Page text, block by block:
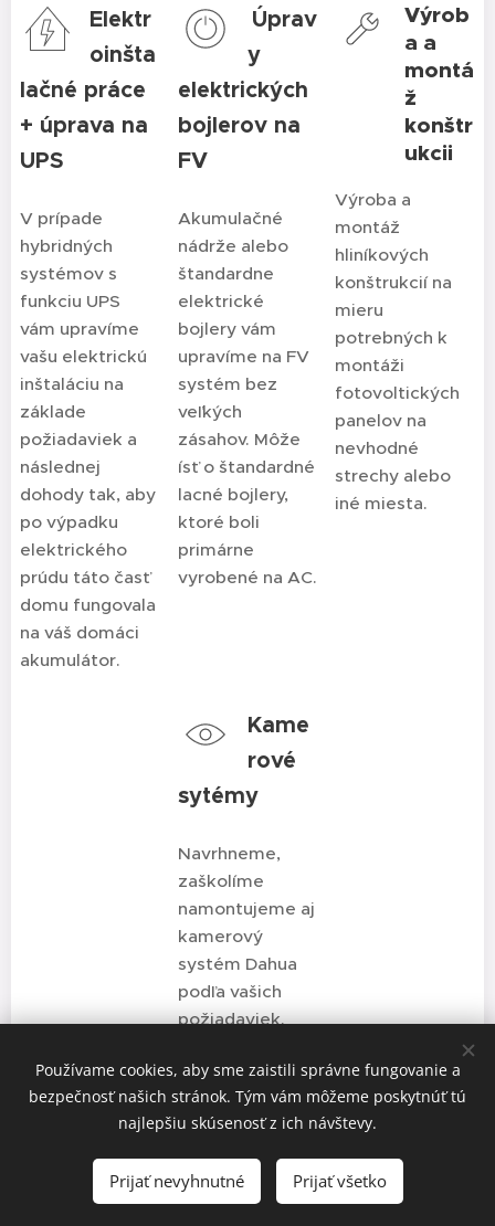
Elektr
oinšta
lačné práce
+ úprava na
UPS
V prípade
hybridných
systémov s
funkciu UPS
vám upravíme
vašu elektrickú
inštaláciu na
základe
požiadaviek a
následnej
dohody tak, aby
po výpadku
elektrického
prúdu táto časť
domu fungovala
na váš domáci
akumulátor.
Úprav
y
elektrických
bojlerov na
FV
Akumulačné
nádrže alebo
štandardne
elektrické
bojlery vám
upravíme na FV
systém bez
veľkých
zásahov. Môže
ísť o štandardné
lacné bojlery,
ktoré boli
primárne
vyrobené na AC.
Výrob
a a
montá
ž
konštr
ukcii
Výroba a
montáž
hliníkových
konštrukcií na
mieru
potrebných k
montáži
fotovoltických
panelov na
nevhodné
strechy alebo
iné miesta.
Kame
rové
sytémy
Navrhneme,
zaškolíme
namontujeme aj
kamerový
systém Dahua
podľa vašich
požiadaviek.
© 2023 Všetky práva vyhradené
Made by Skrúcaný
Cookies
Používame cookies, aby sme zaistili správne fungovanie a
bezpečnosť našich stránok. Tým vám môžeme poskytnúť tú
najlepšiu skúsenosť z ich návštevy.
Prijať nevyhnutné Prijať všetko